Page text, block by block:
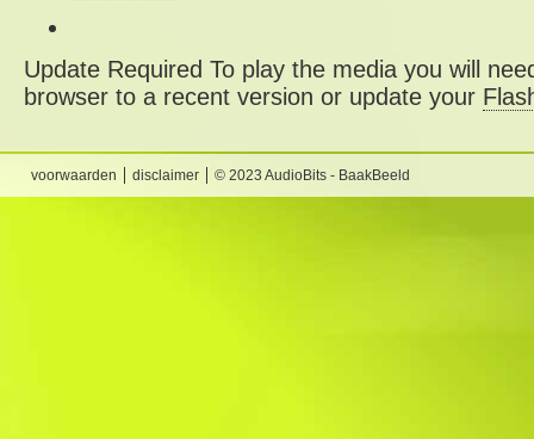
Update Required To play the media you will
browser to a recent version or update your
voorwaarden disclaimer © 2023 AudioBits - BaakBeeld